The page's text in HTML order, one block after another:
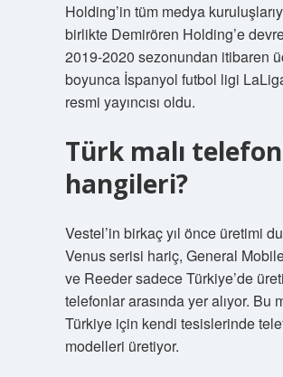
Holding’in tüm medya
birlikte Demirören Holding’e
2019-2020 sezonundan itibaren
boyunca İspanyol futbol ligi
resmi yayıncısı oldu.
Türk malı
hangileri?
Vestel’in birkaç yıl önce üretimi
Venus serisi hariç, General
ve Reeder sadece Türkiye’de
telefonlar arasında yer alıyor. Bu
Türkiye için kendi tesislerinde
modelleri üretiyor.